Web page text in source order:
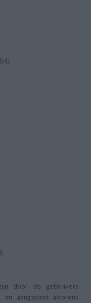
door de gebruikers
aangepast alvorens